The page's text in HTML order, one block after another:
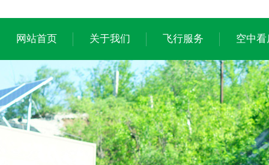
网站首页 关于我们 飞行服务 空中看